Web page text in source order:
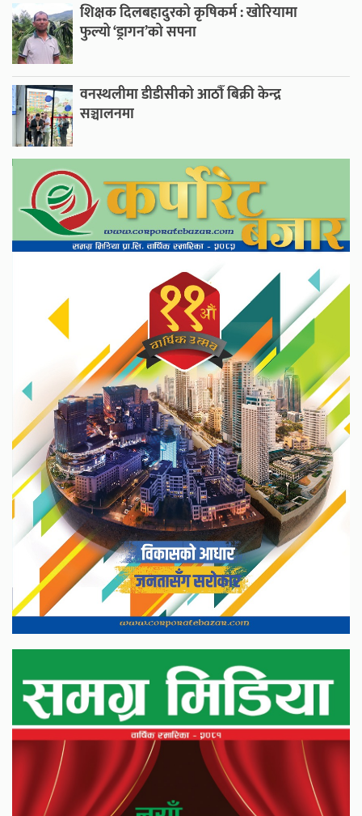
शिक्षक दिलबहादुरको कृषिकर्म : खोरियामा
फुल्यो ‘ड्रागन’को सपना
वनस्थलीमा डीडीसीको आठौँ बिक्री केन्द्र
सञ्चालनमा